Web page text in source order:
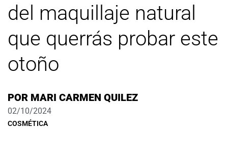
del maquillaje natural
que querrás probar este
otoño
POR MARI CARMEN QUILEZ
02/10/2024
COSMÉTICA